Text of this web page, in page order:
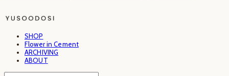
SHOP
Flower in Cement
ARCHIVING
ABOUT